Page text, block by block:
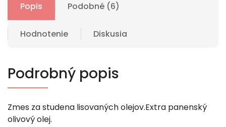
Popis Podobné (6)
Hodnotenie Diskusia
Podrobný popis
Zmes za studena lisovaných olejov.Extra panenský
olivový olej.